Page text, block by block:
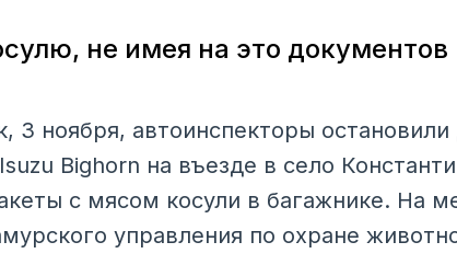
не имея на это документов
3 ноября, автоинспекторы
Bighorn на въезде в село
с мясом косули в багажнике. На
управления по охране